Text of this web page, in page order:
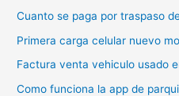
Cuanto se paga por traspaso
Primera carga celular nuevo
Factura venta vehiculo usado
Como funciona la app de